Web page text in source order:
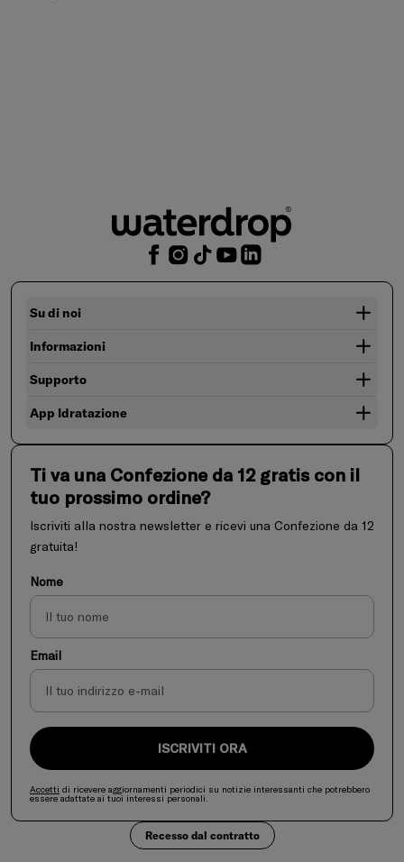
Su di noi
Informazioni
Supporto
App Idratazione
Ti va una Confezione da 12 gratis con il
tuo prossimo ordine?
Iscriviti alla nostra newsletter e ricevi una Confezione da 12
gratuita!
Nome
Email
ISCRIVITI ORA
Accetti di ricevere aggiornamenti periodici su notizie interessanti che potrebbero
essere adattate ai tuoi interessi personali.
Recesso dal contratto